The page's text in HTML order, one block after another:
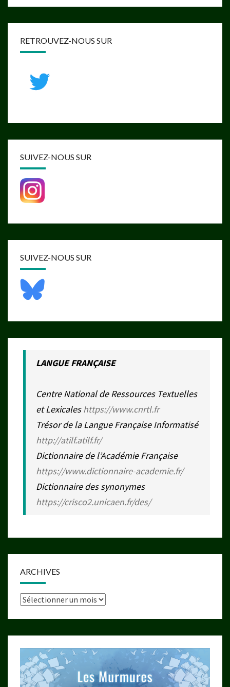
RETROUVEZ-NOUS SUR
SUIVEZ-NOUS SUR
SUIVEZ-NOUS SUR
LANGUE FRANÇAISE
Centre National de Ressources Textuelles
et Lexicaleshttps://www.cnrtl.fr
Trésor de la Langue Française Informatisé
http://atilf.atilf.fr/
Dictionnaire de l’Académie Française
https://www.dictionnaire-academie.fr/
Dictionnaire des synonymes
https://crisco2.unicaen.fr/des/
ARCHIVES
Archives